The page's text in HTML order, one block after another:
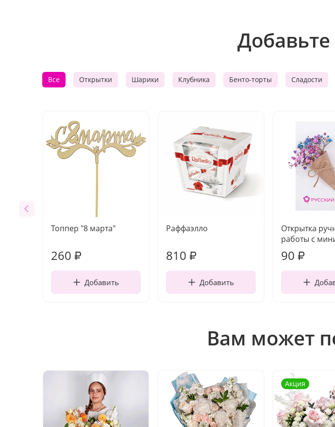
Добавьте
Все Открытки Шарики Клубника Бенто-торты Сладости
Топпер "8 марта"
260 ₽
Добавить
Раффаэлло
810 ₽
Добавить
Открытка
работы с
90 ₽
Вам может
Акция